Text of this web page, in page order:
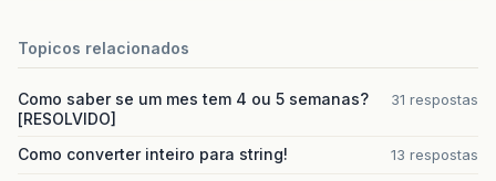
Topicos relacionados
Como saber se um mes tem 4 ou 5 semanas?
[RESOLVIDO]
31 respostas
Como converter inteiro para string! 13 respostas